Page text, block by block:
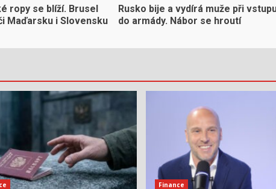
ropy se blíží. Brusel
Maďarsku i Slovensku
Rusko bije a vydírá muže při
do armády. Nábor se hroutí
Finance